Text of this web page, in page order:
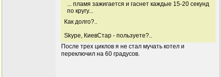
... пламя зажигается и гаснет каждые 15-20 секунд
по кругу...
Как долго?..
Skype, КиевСтар - пользуете?..
После трех циклов я не стал мучать котел и
переключил на 60 градусов.